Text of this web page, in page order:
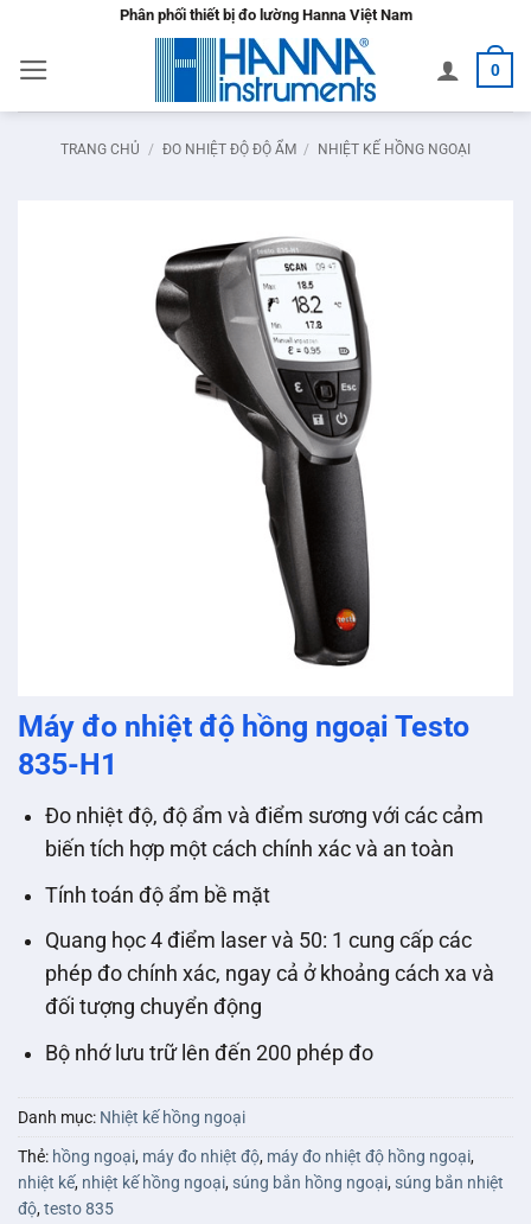
nội
dung
Phân phối thiết bị đo lường Hanna Việt Nam
0
TRANG CHỦ / ĐO NHIỆT ĐỘ ĐỘ ẨM / NHIỆT KẾ HỒNG NGOẠI
Máy đo nhiệt độ hồng ngoại Testo
835-H1
Đo nhiệt độ, độ ẩm và điểm sương với các cảm
biến tích hợp một cách chính xác và an toàn
Tính toán độ ẩm bề mặt
Quang học 4 điểm laser và 50: 1 cung cấp các
phép đo chính xác, ngay cả ở khoảng cách xa và
đối tượng chuyển động
Bộ nhớ lưu trữ lên đến 200 phép đo
Danh mục: Nhiệt kế hồng ngoại
Thẻ: hồng ngoại, máy đo nhiệt độ, máy đo nhiệt độ hồng ngoại,
nhiệt kế, nhiệt kế hồng ngoại, súng bắn hồng ngoại, súng bắn nhiệt
độ,testo 835